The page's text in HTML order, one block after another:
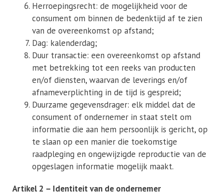
Herroepingsrecht: de mogelijkheid voor de
consument om binnen de bedenktijd af te zien
van de overeenkomst op afstand;
Dag: kalenderdag;
Duur transactie: een overeenkomst op afstand
met betrekking tot een reeks van producten
en/of diensten, waarvan de leverings en/of
afnameverplichting in de tijd is gespreid;
Duurzame gegevensdrager: elk middel dat de
consument of ondernemer in staat stelt om
informatie die aan hem persoonlijk is gericht, op
te slaan op een manier die toekomstige
raadpleging en ongewijzigde reproductie van de
opgeslagen informatie mogelijk maakt.
Artikel 2 – Identiteit van de ondernemer